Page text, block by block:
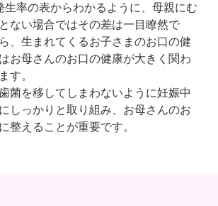
生率の表からわかるように、母親にむ
ない場合ではその差は一目瞭然で
、生まれてくるお子さまのお口の健
お母さんのお口の健康が大きく関わ
す。
菌を移してしまわないように妊娠中
しっかりと取り組み、お母さんのお
整えることが重要です。